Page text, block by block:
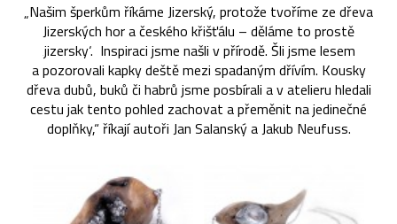
„Našim šperkům říkáme Jizerský, protože tvoříme ze dřeva
Jizerských hor a českého křišťálu – děláme to prostě
‚jizersky‘. Inspiraci jsme našli v přírodě. Šli jsme lesem
a pozorovali kapky deště mezi spadaným dřívím. Kousky
dřeva dubů, buků či habrů jsme posbírali a v atelieru hledali
cestu jak tento pohled zachovat a přeměnit na jedinečné
doplňky,“ říkají autoři Jan Salanský a Jakub Neufuss.